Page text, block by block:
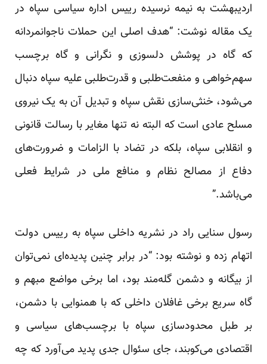
اردیبهشت به نیمه نرسیده رییس اداره سیاسی سپاه در
یک مقاله نوشت: “هدف اصلی این حملات ناجوانمردانه
که گاه در پوشش دلسوزی و نگرانی و گاه برچسب
سهم‌خواهی و منفعت‌طلبی و قدرت‌طلبی علیه سپاه دنبال
می‌شود، خنثی‌سازی نقش سپاه و تبدیل آن به یک نیروی
مسلح عادی است که البته نه تنها مغایر با رسالت قانونی
و انقلابی سپاه، بلکه در تضاد با الزامات و ضرورت‌های
دفاع از مصالح نظام و منافع ملی در شرایط فعلی
می‌باشد.”
رسول سنایی راد در نشریه داخلی سپاه به رییس دولت
اتهام زده و نوشته بود: “در برابر چنین پدیده‌ای نمی‌توان
از بیگانه و دشمن گله‌مند بود، اما برخی مواضع مبهم و
گاه سریع برخی غافلان داخلی که با همنوایی با دشمن،
بر طبل محدودسازی سپاه با برچسب‌های سیاسی و
اقتصادی می‌کوبند، جای سئوال جدی پدید می‌آورد که چه